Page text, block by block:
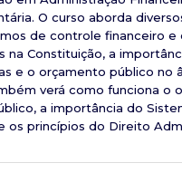
O curso aborda
de controle financeiro e
na Constituição, a
e o orçamento público no
verá como funciona o
a importância do
os princípios do Direito